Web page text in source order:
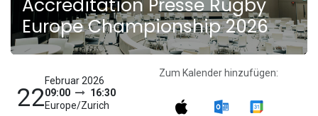
Accreditation Presse Rugby
Europe Championship 2026
22
Februar 2026
09:00
16:30
Europe/Zurich
Zum Kalender hinzufügen: